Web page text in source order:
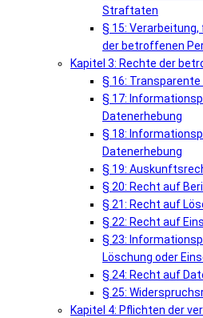
Straftaten
§ 15:
der betroffenen
Kapitel 3: Rechte der
§ 16:
§ 17:
Datenerhebung
§ 18:
Datenerhebung
§ 19:
§ 20: Recht auf
§ 21: Recht auf
§ 22: Recht auf
§ 23:
Löschung oder
§ 24: Recht auf
§ 25:
Kapitel 4: Pflichten der